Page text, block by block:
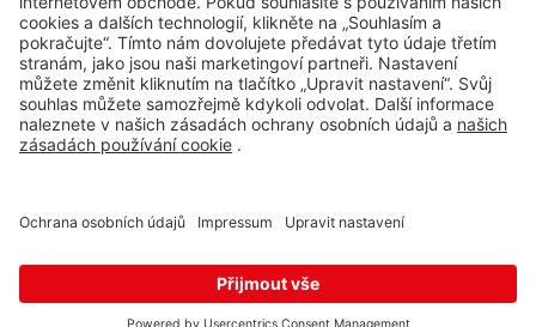
Sledujte nás na sociálních sitích
© 2026 Travel FREE a.s. Všechna práva vyhrazena.